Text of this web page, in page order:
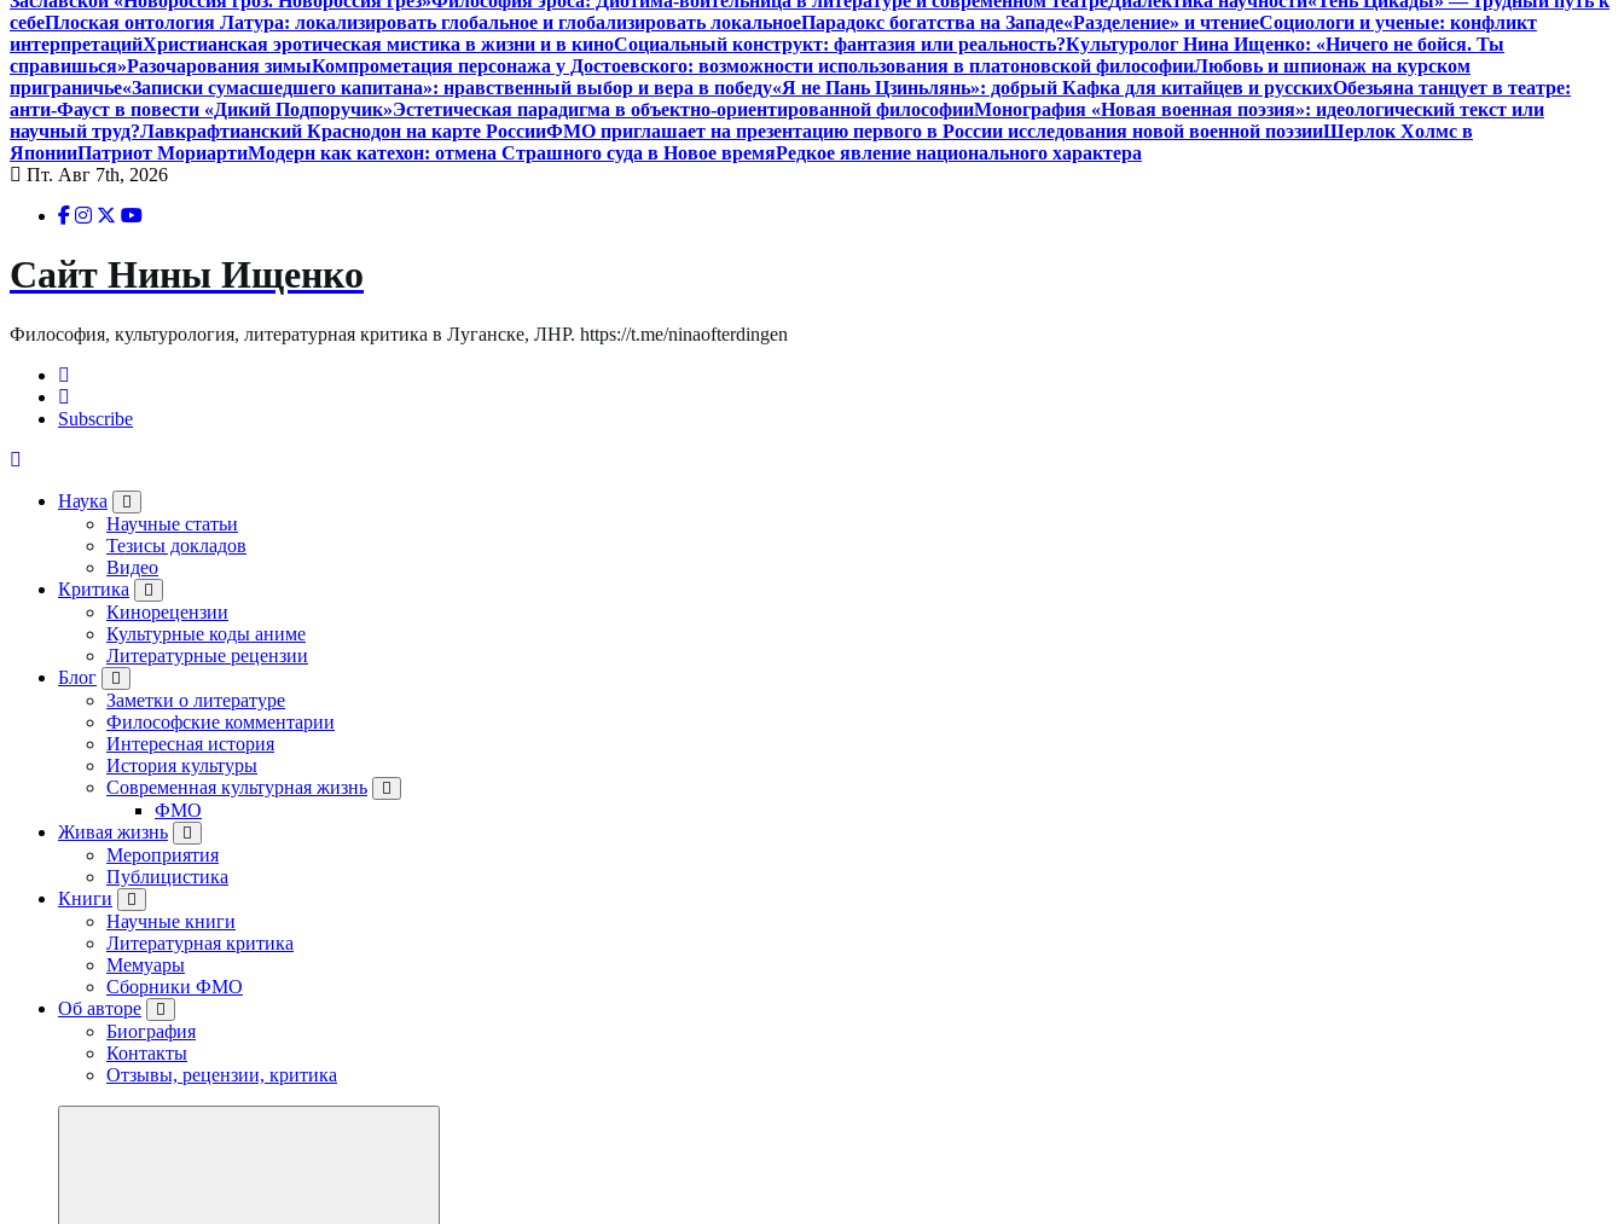
себеПлоская онтология Латура: локализировать глобальное и глобализировать локальноеПарадокс богатства на Западе«Разделение» и чтениеСоциологи и ученые: конфликт
интерпретацийХристианская эротическая мистика в жизни и в киноСоциальный конструкт: фантазия или реальность?Культуролог Нина Ищенко: «Ничего не бойся. Ты
справишься»Разочарования зимыКомпрометация персонажа у Достоевского: возможности использования в платоновской философииЛюбовь и шпионаж на курском
приграничье«Записки сумасшедшего капитана»: нравственный выбор и вера в победу«Я не Пань Цзиньлянь»: добрый Кафка для китайцев и русскихОбезьяна танцует в театре:
анти-Фауст в повести «Дикий Подпоручик»Эстетическая парадигма в объектно-ориентированной философииМонография «Новая военная поэзия»: идеологический текст или
научный труд?Лавкрафтианский Краснодон на карте РоссииФМО приглашает на презентацию первого в России исследования новой военной поэзииШерлок Холмс в
ЯпонииПатриот МориартиМодерн как катехон: отмена Страшного суда в Новое времяРедкое явление национального характера
Пт. Авг 7th, 2026
Сайт Нины Ищенко
Философия, культурология, литературная критика в Луганске, ЛНР. https://t.me/ninaofterdingen
Subscribe
Наука
Научные статьи
Тезисы докладов
Видео
Критика
Кинорецензии
Культурные коды аниме
Литературные рецензии
Блог
Заметки о литературе
Философские комментарии
Интересная история
История культуры
Современная культурная жизнь
ФМО
Живая жизнь
Мероприятия
Публицистика
Книги
Научные книги
Литературная критика
Мемуары
Сборники ФМО
Об авторе
Биография
Контакты
Отзывы, рецензии, критика